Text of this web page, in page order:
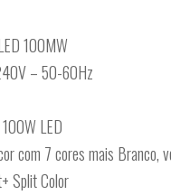
100MW
– 50-60Hz
LED
com 7 cores mais Branco,
Split Color